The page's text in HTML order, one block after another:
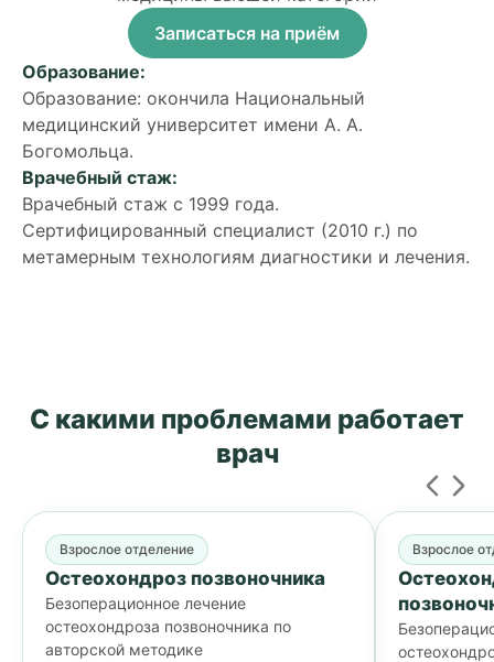
Записаться на приём
Образование:
Образование: окончила Национальный
медицинский университет имени А. А.
Богомольца.
Врачебный стаж:
Врачебный стаж с 1999 года.
Сертифицированный специалист (2010 г.) по
метамерным технологиям диагностики и лечения.
С какими проблемами работает
врач
Взрослое отделение
Остеохондроз позвоночника
Безоперационное лечение
остеохондроза позвоночника по
авторской методике
Взрослое